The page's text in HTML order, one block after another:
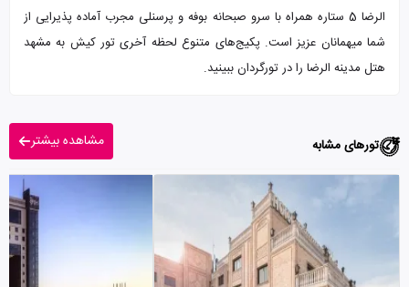
الرضا 5 ستاره همراه با سرو صبحانه بوفه و پرسنلی مجرب آماده پذیرایی از
شما میهمانان عزیز است. پکیج‌های متنوع لحظه آخری تور کیش به مشهد
هتل مدینه الرضا را در تورگردان ببینید.
تورهای مشابه مشاهده بیشتر